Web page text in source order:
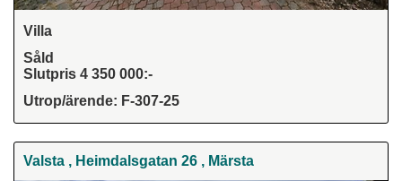
Villa
Såld
Slutpris 4 350 000:-
Utrop/ärende: F-307-25
Valsta , Heimdalsgatan 26 , Märsta